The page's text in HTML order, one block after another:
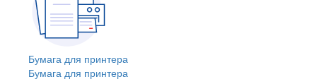
Бумага для принтера
Бумага для принтера